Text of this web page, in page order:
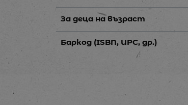
За деца на възраст
Баркод (ISBN, UPC, др.)